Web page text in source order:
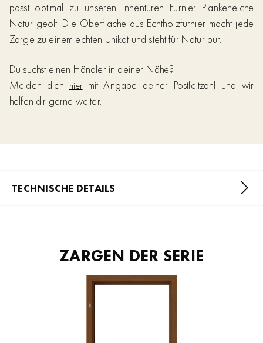
passt optimal zu unseren Innentüren Furnier Plankeneiche
Natur geölt. Die Oberfläche aus Echtholzfurnier macht jede
Zarge zu einem echten Unikat und steht für Natur pur.
Du suchst einen Händler in deiner Nähe?
Melden dich hier mit Angabe deiner Postleitzahl und wir
helfen dir gerne weiter.
TECHNISCHE DETAILS
ZARGEN DER SERIE